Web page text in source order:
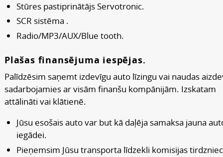
Stūres pastiprinātājs Servotronic.
SCR sistēma .
Radio/MP3/AUX/Blue tooth.
Plašas finansējuma iespējas.
Palīdzēsim saņemt izdevīgu auto līzingu vai naudas
sadarbojamies ar visām finanšu kompānijām. Izskatam
attālināti vai klātienē.
Jūsu esošais auto var but kā daļēja samaksa jauna
iegādei.
Pieņemsim Jūsu transporta līdzekli komisijas